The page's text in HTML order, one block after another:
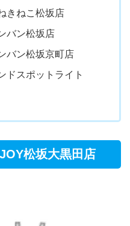
きねこ松坂店
バン松坂店
バン松坂京町店
スポットライト
松坂大黒田店